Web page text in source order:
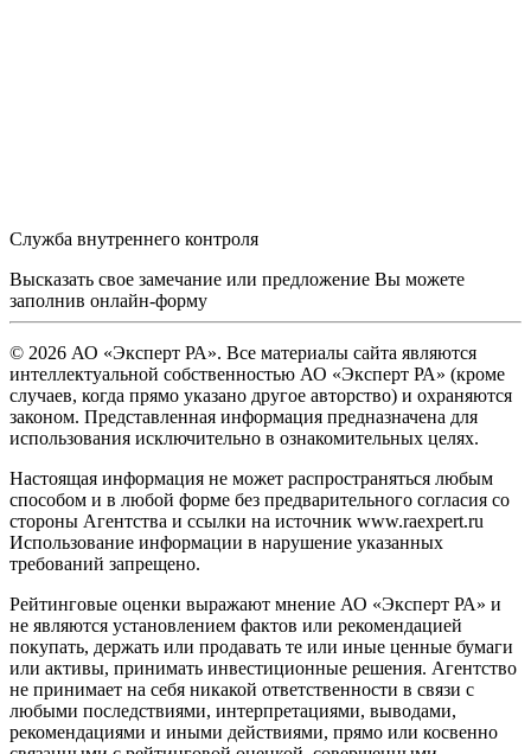
Служба внутреннего контроля
Высказать свое замечание или предложение Вы можете
заполнив онлайн-форму
© 2026 АО «Эксперт РА». Все материалы сайта являются
интеллектуальной собственностью АО «Эксперт РА» (кроме
случаев, когда прямо указано другое авторство) и охраняются
законом. Представленная информация предназначена для
использования исключительно в ознакомительных целях.
Настоящая информация не может распространяться любым
способом и в любой форме без предварительного согласия со
стороны Агентства и ссылки на источник www.raexpert.ru
Использование информации в нарушение указанных
требований запрещено.
Рейтинговые оценки выражают мнение АО «Эксперт РА» и
не являются установлением фактов или рекомендацией
покупать, держать или продавать те или иные ценные бумаги
или активы, принимать инвестиционные решения. Агентство
не принимает на себя никакой ответственности в связи с
любыми последствиями, интерпретациями, выводами,
рекомендациями и иными действиями, прямо или косвенно